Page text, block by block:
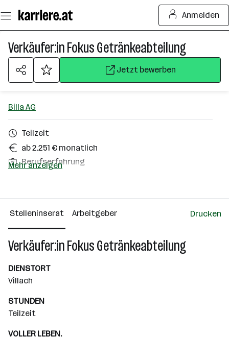
Seiteninhalt
springen
Anmelden
Verkäufer:in Fokus Getränkeabteilung
Jetzt bewerben
Billa AG
Teilzeit
ab 2.251 € monatlich
Berufserfahrung
Über das Unternehmen
10000+ Mitarbeiter*innen
Wiener Neudorf
Mehr anzeigen
Stelleninserat Arbeitgeber Drucken
Verkäufer:in Fokus Getränkeabteilung
DIENSTORT
Villach
STUNDEN
Teilzeit
VOLLER LEBEN.